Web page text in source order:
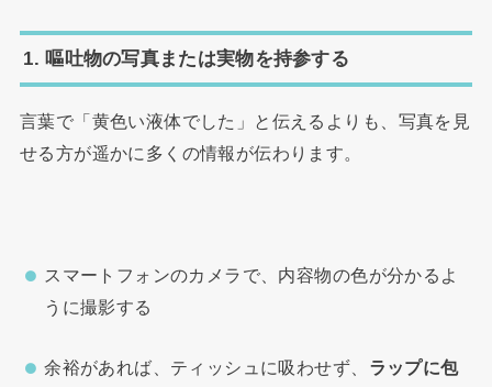
1. 嘔吐物の写真または実物を持参する
言葉で「黄色い液体でした」と伝えるよりも、写真を見
せる方が遥かに多くの情報が伝わります。
スマートフォンのカメラで、内容物の色が分かるよ
うに撮影する
余裕があれば、ティッシュに吸わせず、 ラップに包